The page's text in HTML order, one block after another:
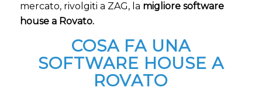
mercato, rivolgiti a ZAG, la migliore software
house a Rovato.
COSA FA UNA
SOFTWARE HOUSE A
ROVATO